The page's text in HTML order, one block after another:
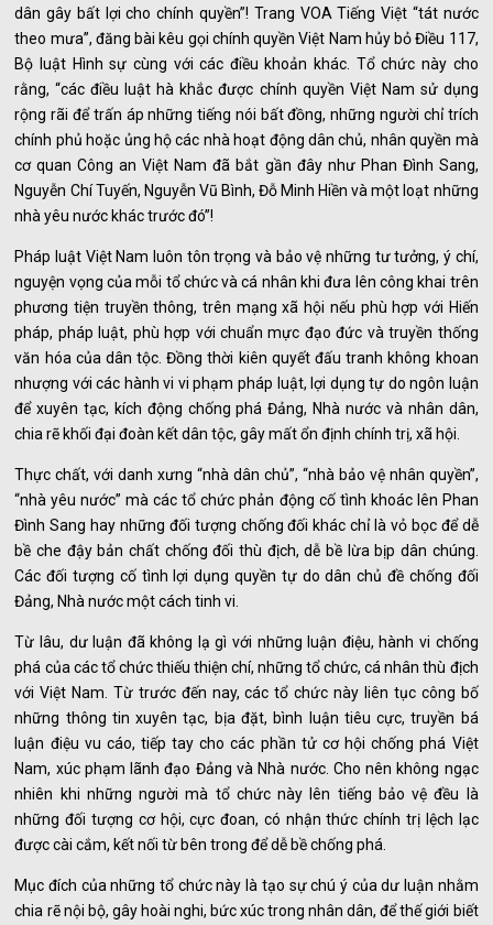
dân gây bất lợi cho chính quyền”! Trang VOA Tiếng Việt “tát nước
theo mưa”, đăng bài kêu gọi chính quyền Việt Nam hủy bỏ Điều 117,
Bộ luật Hình sự cùng với các điều khoản khác. Tổ chức này cho
rằng, “các điều luật hà khắc được chính quyền Việt Nam sử dụng
rộng rãi để trấn áp những tiếng nói bất đồng, những người chỉ trích
chính phủ hoặc ủng hộ các nhà hoạt động dân chủ, nhân quyền mà
cơ quan Công an Việt Nam đã bắt gần đây như Phan Đình Sang,
Nguyễn Chí Tuyến, Nguyễn Vũ Bình, Đỗ Minh Hiền và một loạt những
nhà yêu nước khác trước đó”!
Pháp luật Việt Nam luôn tôn trọng và bảo vệ những tư tưởng, ý chí,
nguyện vọng của mỗi tổ chức và cá nhân khi đưa lên công khai trên
phương tiện truyền thông, trên mạng xã hội nếu phù hợp với Hiến
pháp, pháp luật, phù hợp với chuẩn mực đạo đức và truyền thống
văn hóa của dân tộc. Đồng thời kiên quyết đấu tranh không khoan
nhượng với các hành vi vi phạm pháp luật, lợi dụng tự do ngôn luận
để xuyên tạc, kích động chống phá Đảng, Nhà nước và nhân dân,
chia rẽ khối đại đoàn kết dân tộc, gây mất ổn định chính trị, xã hội.
Thực chất, với danh xưng “nhà dân chủ”, “nhà bảo vệ nhân quyền”,
“nhà yêu nước” mà các tổ chức phản động cố tình khoác lên Phan
Đình Sang hay những đối tượng chống đối khác chỉ là vỏ bọc để dễ
bề che đậy bản chất chống đối thù địch, dễ bề lừa bịp dân chúng.
Các đối tượng cố tình lợi dụng quyền tự do dân chủ đề chống đối
Đảng, Nhà nước một cách tinh vi.
Từ lâu, dư luận đã không lạ gì với những luận điệu, hành vi chống
phá của các tổ chức thiếu thiện chí, những tổ chức, cá nhân thù địch
với Việt Nam. Từ trước đến nay, các tổ chức này liên tục công bố
những thông tin xuyên tạc, bịa đặt, bình luận tiêu cực, truyền bá
luận điệu vu cáo, tiếp tay cho các phần tử cơ hội chống phá Việt
Nam, xúc phạm lãnh đạo Đảng và Nhà nước. Cho nên không ngạc
nhiên khi những người mà tổ chức này lên tiếng bảo vệ đều là
những đối tượng cơ hội, cực đoan, có nhận thức chính trị lệch lạc
được cài cắm, kết nối từ bên trong để dễ bề chống phá.
Mục đích của những tổ chức này là tạo sự chú ý của dư luận nhằm
chia rẽ nội bộ, gây hoài nghi, bức xúc trong nhân dân, để thế giới biết